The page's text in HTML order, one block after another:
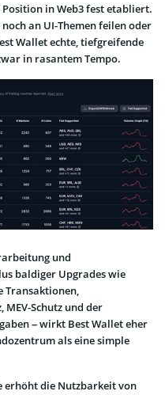
Position in Web3 fest etabliert.
an UI-Themen feilen oder
Wallet echte, tiefgreifende
in rasantem Tempo.
und
baldiger Upgrades wie
Transaktionen,
Schutz und der
– wirkt Best Wallet eher
als eine simple
erhöht die Nutzbarkeit von